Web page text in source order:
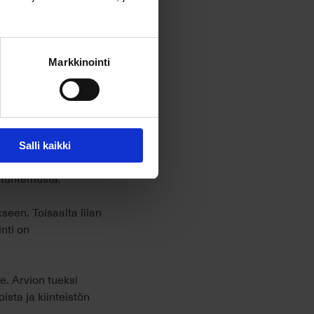
Markkinointi
Salli kaikki
sujuisi
Käypä arvoeli
Toisaalta liian
on
Arvion tueksi
ja kiinteistön